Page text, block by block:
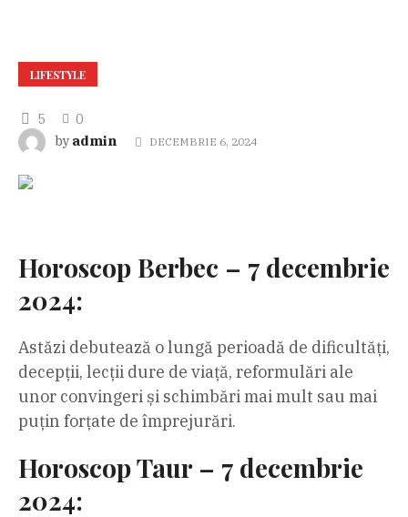
LIFESTYLE
5
0
by admin DECEMBRIE 6, 2024
Horoscop Berbec – 7 decembrie
2024:
Astăzi debutează o lungă perioadă de dificultăți,
decepții, lecții dure de viață, reformulări ale
unor convingeri și schimbări mai mult sau mai
puțin forțate de împrejurări.
Horoscop Taur – 7 decembrie
2024: